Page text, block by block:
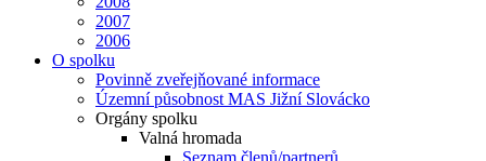
2007
2006
O spolku
Povinně zveřejňované informace
Územní působnost MAS Jižní Slovácko
Orgány spolku
Valná hromada
Seznam členů/partnerů